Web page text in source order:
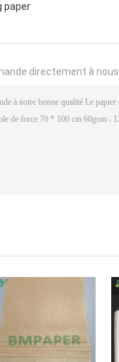
paper
directement à nous